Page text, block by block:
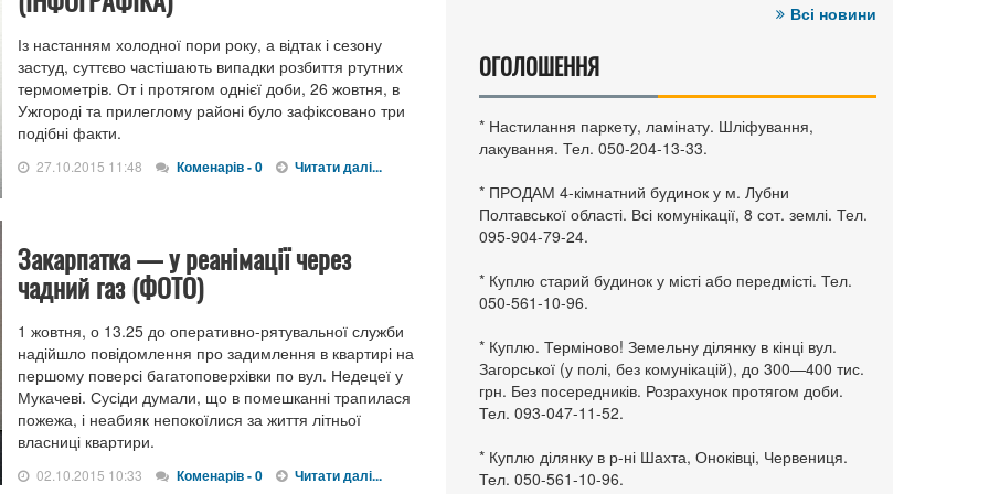
Із настанням холодної пори року, а відтак і сезону
застуд, суттєво частішають випадки розбиття ртутних
термометрів. От і протягом однієї доби, 26 жовтня, в
Ужгороді та прилеглому районі було зафіксовано три
подібні факти.
27.10.2015 11:48 Коменарів - 0 Читати далі...
Закарпатка — у реанімації через
чадний газ (ФОТО)
1 жовтня, о 13.25 до оперативно-рятувальної служби
надійшло повідомлення про задимлення в квартирі на
першому поверсі багатоповерхівки по вул. Недецеї у
Мукачеві. Сусіди думали, що в помешканні трапилася
пожежа, і неабияк непокоїлися за життя літньої
власниці квартири.
02.10.2015 10:33 Коменарів - 0 Читати далі...
Всі новини
ОГОЛОШЕННЯ
* Настилання паркету, ламінату. Шліфування,
лакування. Тел. 050-204-13-33.
* ПРОДАМ 4-кімнатний будинок у м. Лубни
Полтавської області. Всі комунікації, 8 сот. землі. Тел.
095-904-79-24.
* Куплю старий будинок у місті або передмісті. Тел.
050-561-10-96.
* Куплю. Терміново! Земельну ділянку в кінці вул.
Загорської (у полі, без комунікацій), до 300—400 тис.
грн. Без посередників. Розрахунок протягом доби.
Тел. 093-047-11-52.
* Куплю ділянку в р-ні Шахта, Оноківці, Червениця.
Тел. 050-561-10-96.